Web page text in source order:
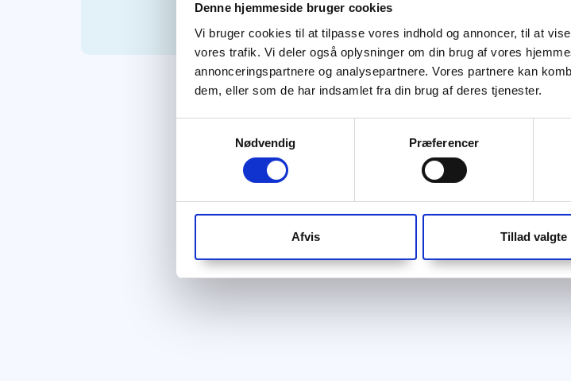
Denne hjemmeside bruger cookies
Vi bruger cookies til at tilpasse vores indhold og annoncer, til at
vores trafik. Vi deler også oplysninger om din brug af vores
annonceringspartnere og analysepartnere. Vores partnere kan
dem, eller som de har indsamlet fra din brug af deres tjenester.
Nødvendig
Præferencer
Afvis Tillad valgte